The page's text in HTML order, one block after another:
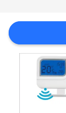
PRIVACY
POLICY